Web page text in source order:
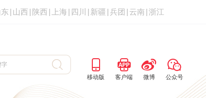
山西 陕西 上海 四川 新疆 兵团 云南 浙江
移动版 客户端 微博 公众号